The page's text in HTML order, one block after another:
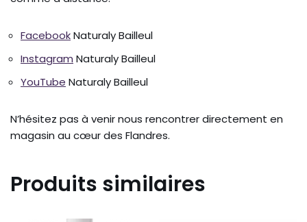
FacebookNaturaly Bailleul
Instagram Naturaly Bailleul
YouTube Naturaly Bailleul
N’hésitez pas à venir nous rencontrer directement en
magasin au cœur des Flandres.
Produits similaires